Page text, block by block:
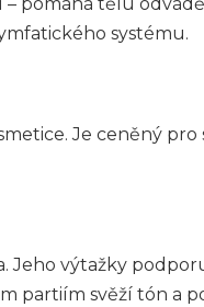
– pomáhá tělu
systému.
Je ceněný
Jeho výtažky
partiím svěží tón a